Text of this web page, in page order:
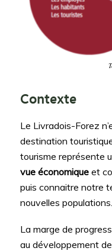
Contexte
Le Livradois-Forez
destination
tourisme représente
vue économiqueet
puis connaitre notre
nouvelles populations.
La marge de
au développement